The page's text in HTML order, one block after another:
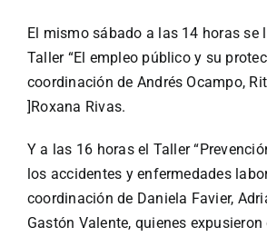
El mismo sábado a las 14 horas se
Taller “El empleo público y su
coordinación de Andrés Ocampo,
]Roxana Rivas.
Y a las 16 horas el Taller
los accidentes y enfermedades
coordinación de Daniela Favier,
Gastón Valente, quienes